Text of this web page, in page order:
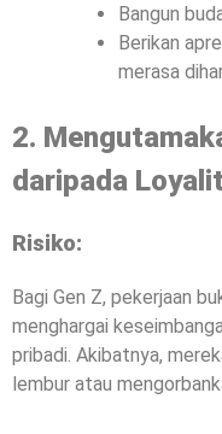
Bangun
Berikan
merasa
2.
daripada
Risiko:
Bagi Gen Z, pekerjaan
menghargai
pribadi. Akibatnya,
lembur atau